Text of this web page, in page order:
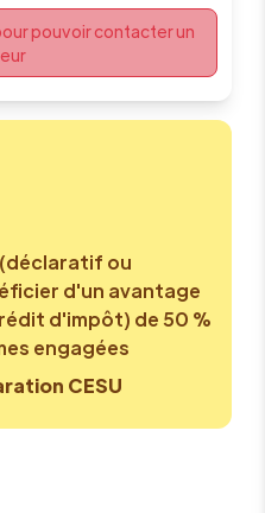
pouvoir contacter un
ou
d'un avantage
d'impôt) de 50 %
engagées
CESU